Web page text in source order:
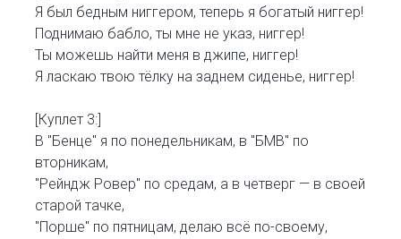
Я был бедным ниггером, теперь я богатый ниггер!
Поднимаю бабло, ты мне не указ, ниггер!
Ты можешь найти меня в джипе, ниггер!
Я ласкаю твою тёлку на заднем сиденье, ниггер!
[Куплет 3:]
В "Бенце" я по понедельникам, в "БМВ" по
вторникам,
"Рейндж Ровер" по средам, а в четверг — в своей
старой тачке,
"Порше" по пятницам, делаю всё по-своему,